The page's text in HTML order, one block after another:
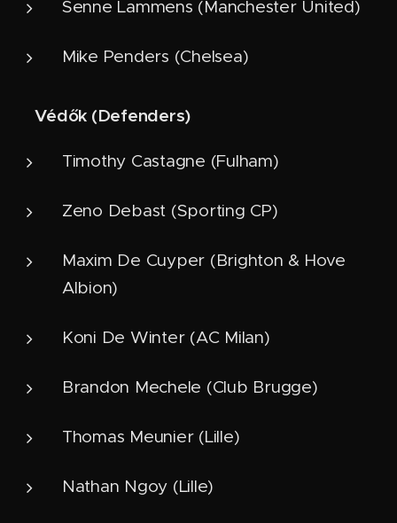
Senne Lammens (Manchester United)
Mike Penders (Chelsea)
🛡️Védők (Defenders)
Timothy Castagne (Fulham)
Zeno Debast (Sporting CP)
Maxim De Cuyper (Brighton & Hove
Albion)
Koni De Winter (AC Milan)
Brandon Mechele (Club Brugge)
Thomas Meunier (Lille)
Nathan Ngoy (Lille)